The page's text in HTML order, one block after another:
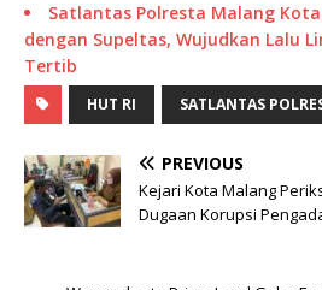
Satlantas Polresta Malang
dengan Supeltas, Wujudkan Lalu
Tertib
HUT RI SATLANTAS
PREVIOUS
Kejari Kota Malang
Dugaan Korupsi